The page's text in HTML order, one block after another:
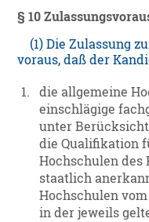
§ 10
(1) Die Zulassung
voraus, daß der
1.
die allgemeine
einschlägige
unter
die Qualifikation
Hochschulen des
staatlich
Hochschulen vom
in der jeweils